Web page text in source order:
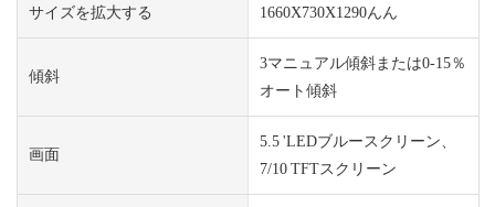
サイズを拡大する 1660X730X1290んん
傾斜
3マニュアル傾斜または0-15％
オート傾斜
画面
5.5 'LEDブルースクリーン、
7/10 TFTスクリーン